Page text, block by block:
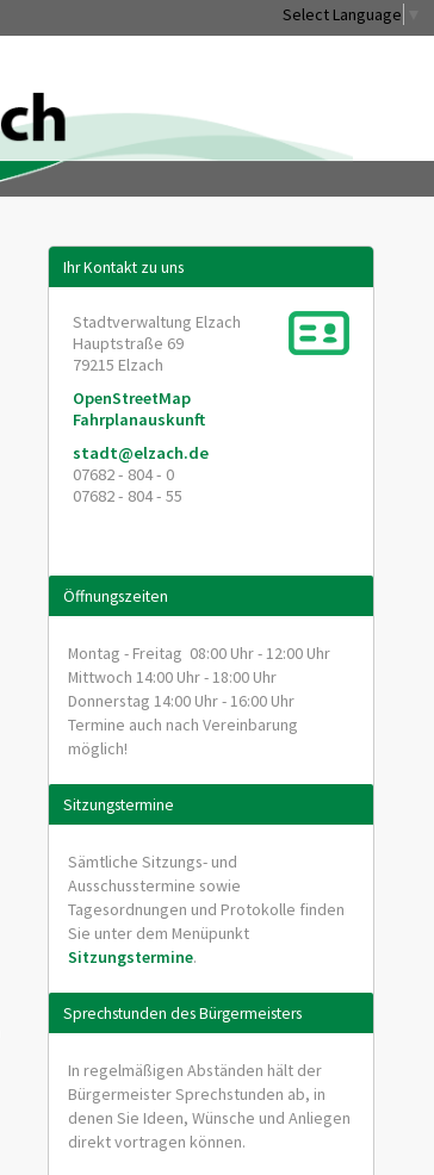
Select Language
Ihr Kontakt zu uns
Stadtverwaltung Elzach
Hauptstraße 69
79215 Elzach
OpenStreetMap
Fahrplanauskunft
stadt@elzach.de
07682 - 804 - 0
07682 - 804 - 55
Öffnungszeiten
Montag - Freitag 08:00 Uhr - 12:00 Uhr
Mittwoch 14:00 Uhr - 18:00 Uhr
Donnerstag 14:00 Uhr - 16:00 Uhr
Termine auch nach Vereinbarung
möglich!
Sitzungstermine
Sämtliche Sitzungs- und
Ausschusstermine sowie
Tagesordnungen und Protokolle finden
Sie unter dem Menüpunkt
Sitzungstermine.
Sprechstunden des Bürgermeisters
In regelmäßigen Abständen hält der
Bürgermeister Sprechstunden ab, in
denen Sie Ideen, Wünsche und Anliegen
direkt vortragen können.